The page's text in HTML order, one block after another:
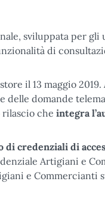
sviluppata per
di
il 13 maggio
delle domande
rilascio che integra
di credenziali di
Artigiani e
e Commercianti